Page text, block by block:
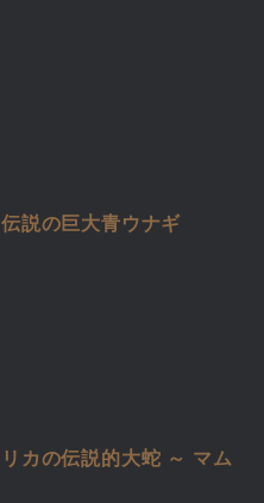
説の巨大青ウナギ
カの伝説的大蛇 ～ マム